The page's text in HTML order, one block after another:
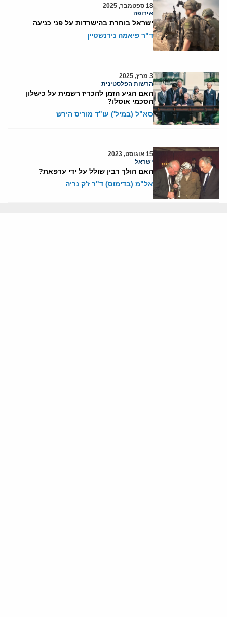
18 ספטמבר, 2025
אירופה
ישראל בוחרת בהישרדות על פני כניעה
ד"ר פיאמה נירנשטיין
3 מרץ, 2025
הרשות הפלסטינית
האם הגיע הזמן להכריז רשמית על כישלון
הסכמי אוסלו?
סא"ל (במיל') עו"ד מוריס הירש
15 אוגוסט, 2023
ישראל
האם הוּלך רבין שולל על ידי ערפאת?
אל"מ (בדימוס) ד"ר ז'ק נריה